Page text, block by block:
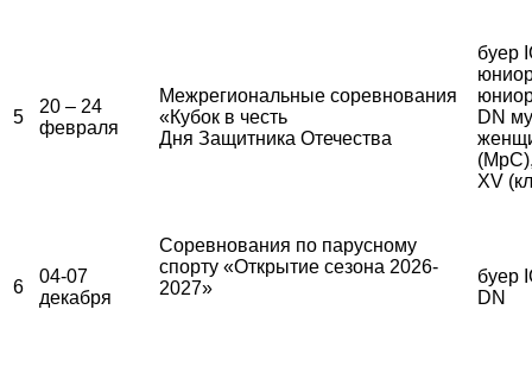
5
20 – 24
февраля
Межрегиональные соревнования
«Кубок в честь
Дня Защитника Отечества
буер
DN
XV
6
04-07
декабря
Соревнования по парусному
спорту «Открытие сезона 2026-
2027»
буер
DN